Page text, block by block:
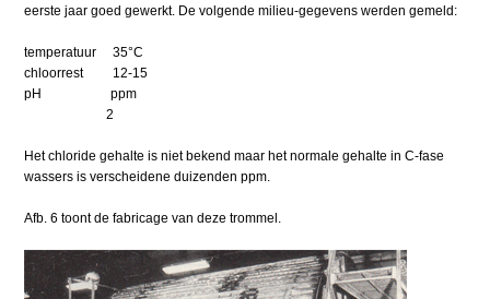
eerste jaar goed gewerkt. De volgende milieu-gegevens werden gemeld:
temperatuur 35°C
chloorrest 12-15
pH ppm
2
Het chloride gehalte is niet bekend maar het normale gehalte in C-fase
wassers is verscheidene duizenden ppm.
Afb. 6 toont de fabricage van deze trommel.